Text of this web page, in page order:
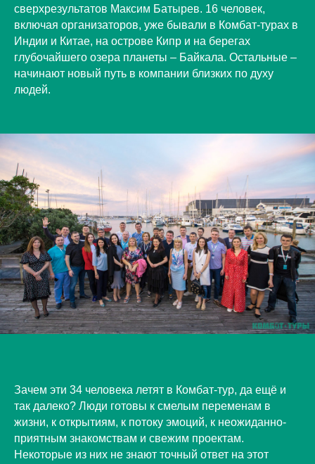
сверхрезультатов Максим Батырев. 16 человек,
включая организаторов, уже бывали в Комбат-турах в
Индии и Китае, на острове Кипр и на берегах
глубочайшего озера планеты – Байкала. Остальные –
начинают новый путь в компании близких по духу
людей.
Зачем эти 34 человека летят в Комбат-тур, да ещё и
так далеко? Люди готовы к смелым переменам в
жизни, к открытиям, к потоку эмоций, к неожиданно-
приятным знакомствам и свежим проектам.
Некоторые из них не знают точный ответ на этот